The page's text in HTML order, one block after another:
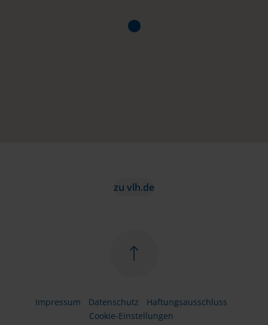
zu vlh.de
Impressum Datenschutz
Haftungsausschluss
Cookie-Einstellungen